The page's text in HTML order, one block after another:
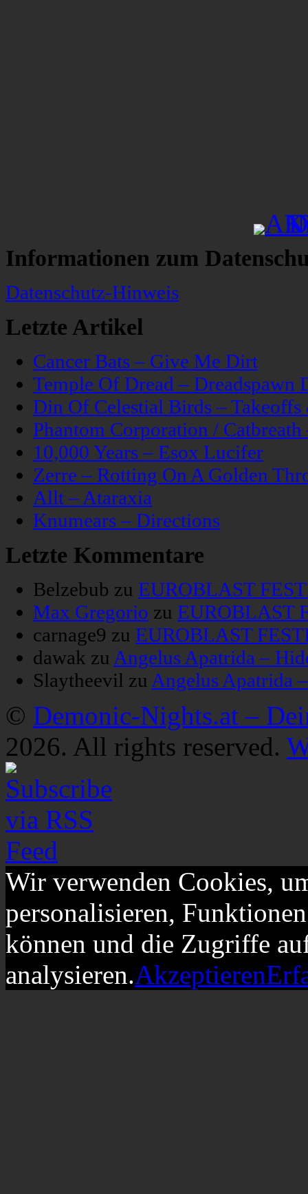
Informationen zum
Datenschutz-Hinweis
Letzte Artikel
Cancer Bats – Give Me Dirt
Temple Of Dread – Dreadspawn
Din Of Celestial Birds –
Phantom Corporation /
10,000 Years – Esox Lucifer
Zerre – Rotting On A Golden
Allt – Ataraxia
Knumears – Directions
Letzte Kommentare
Belzebub zu EUROBLAST
Max Gregorio zu EUROBLAST
carnage9 zu EUROBLAST
dawak zu Angelus Apatrida –
Slaytheevil zu Angelus Apatrida
© Demonic-Nights.at –
2026. All rights reserved.
Wir verwenden Cookies,
personalisieren,
können und die Zugriffe
analysieren.Akzeptieren